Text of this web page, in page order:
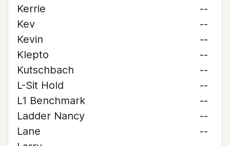
Kerrie
--
Kev
--
Kevin
--
Klepto
--
Kutschbach
--
L-Sit Hold
--
L1 Benchmark
--
Ladder Nancy
--
Lane
--